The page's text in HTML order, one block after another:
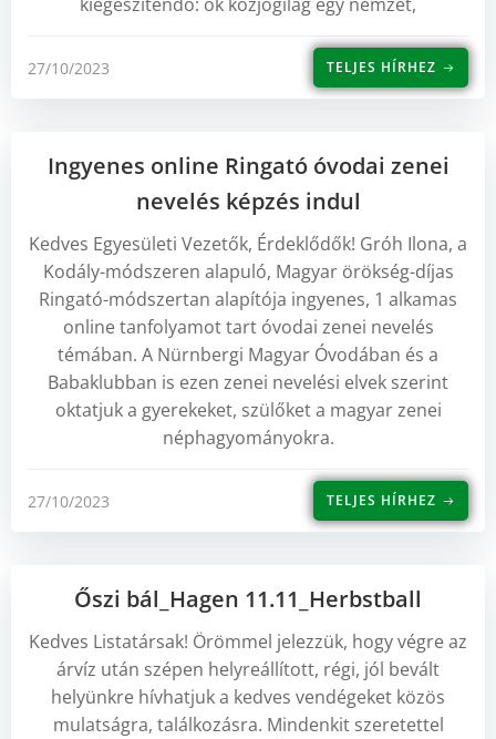
27/10/2023 TELJES HÍRHEZ
Ingyenes online Ringató óvodai zenei
nevelés képzés indul
Kedves Egyesületi Vezetők, Érdeklődők! Gróh Ilona, a
Kodály-módszeren alapuló, Magyar örökség-díjas
Ringató-módszertan alapítója ingyenes, 1 alkamas
online tanfolyamot tart óvodai zenei nevelés
témában. A Nürnbergi Magyar Óvodában és a
Babaklubban is ezen zenei nevelési elvek szerint
oktatjuk a gyerekeket, szülőket a magyar zenei
néphagyományokra.
27/10/2023 TELJES HÍRHEZ
Őszi bál_Hagen 11.11_Herbstball
Kedves Listatársak! Örömmel jelezzük, hogy végre az
árvíz után szépen helyreállított, régi, jól bevált
helyünkre hívhatjuk a kedves vendégeket közös
mulatságra, találkozásra. Mindenkit szeretettel